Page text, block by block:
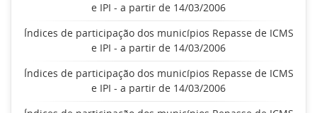
e IPI - a partir de 14/03/2006
Índices de participação dos municípios Repasse de ICMS
e IPI - a partir de 14/03/2006
Índices de participação dos municípios Repasse de ICMS
e IPI - a partir de 14/03/2006